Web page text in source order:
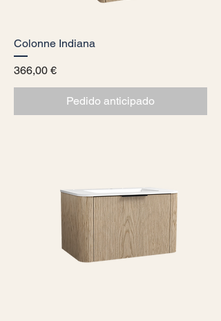
Colonne Indiana
Precio
366,00 €
Pedido anticipado